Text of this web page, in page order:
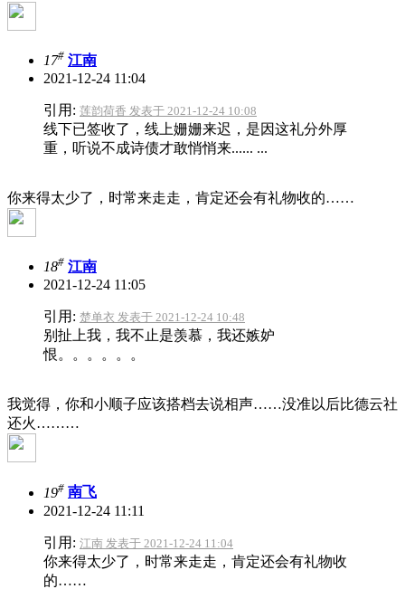
17# 江南
2021-12-24 11:04
引用: 莲韵荷香 发表于 2021-12-24 10:08
线下已签收了，线上姗姗来迟，是因这礼分外厚
重，听说不成诗债才敢悄悄来...... ...
你来得太少了，时常来走走，肯定还会有礼物收的……
18# 江南
2021-12-24 11:05
引用: 楚单衣 发表于 2021-12-24 10:48
别扯上我，我不止是羡慕，我还嫉妒
恨。。。。。。
我觉得，你和小顺子应该搭档去说相声……没准以后比德云社
还火………
19# 南飞
2021-12-24 11:11
引用: 江南 发表于 2021-12-24 11:04
你来得太少了，时常来走走，肯定还会有礼物收
的……